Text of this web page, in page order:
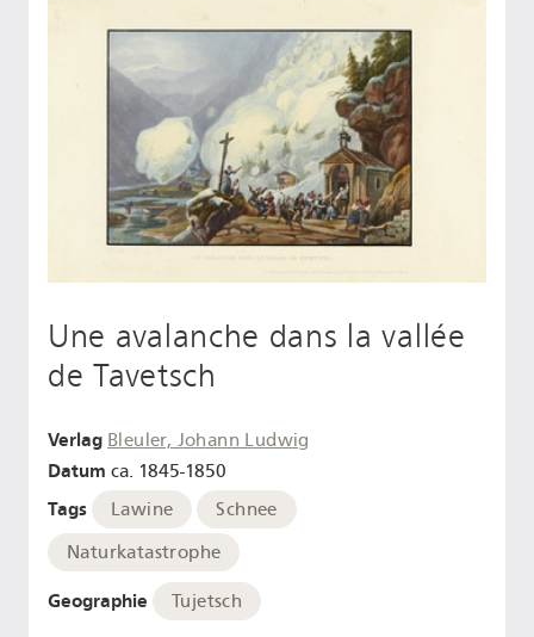
Une avalanche dans la vallée
de Tavetsch
Verlag Bleuler, Johann Ludwig
Datum ca. 1845-1850
Tags Lawine
Schnee
Naturkatastrophe
Geographie Tujetsch